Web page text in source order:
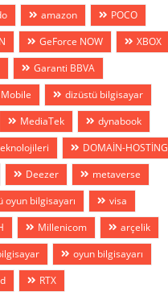
amazon
POCO
GeForce NOW
XBOX
Garanti BBVA
dizüstü bilgisayar
MediaTek
dynabook
DOMAİN-HOSTİNG
Deezer
metaverse
oyun bilgisayarı
visa
Millenicom
arçelik
oyun bilgisayarı
RTX